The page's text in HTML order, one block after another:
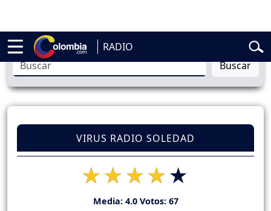
RADIO
de la Espriella Vuelta a Colombia
Buscar
VIRUS RADIO SOLEDAD
Media: 4.0Votos: 67